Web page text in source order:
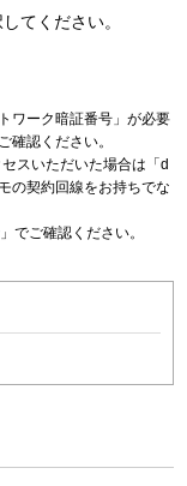
てください。
ワーク暗証番号」が必要
確認ください。
スいただいた場合は「d
の契約回線をお持ちでな
」でご確認ください。